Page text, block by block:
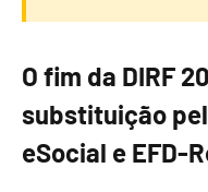
O fim da DIRF
substituição
eSocial e EFD-